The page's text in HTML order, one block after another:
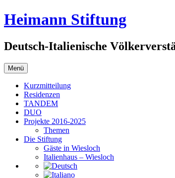
Zum
Inhalt
Heimann Stiftung
Deutsch-Italienische
Menü
Kurzmitteilung
Residenzen
TANDEM
DUO
Projekte 2016-2025
Themen
Die Stiftung
Gäste in Wiesloch
Italienhaus – Wiesloch